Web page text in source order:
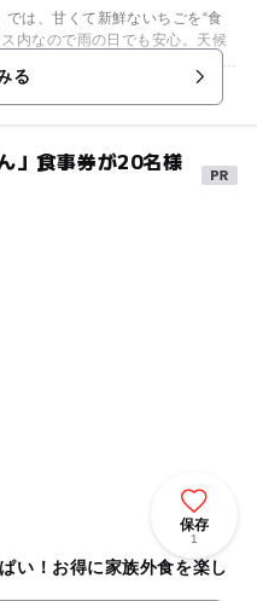
は、甘くて新鮮ないちごを“食
内なので雨の日でも安心。天候
す。 完熟のいちごは甘みが濃く
ップルや友達同士の観光・デート
心して楽しめるよう、園内バリア
体験ください。 【2026年
間：10:00～1
予約に空きがあれば
がなくなり次第終了
る
」食事券が20名様
保存
1
い！お得に家族外食を楽し